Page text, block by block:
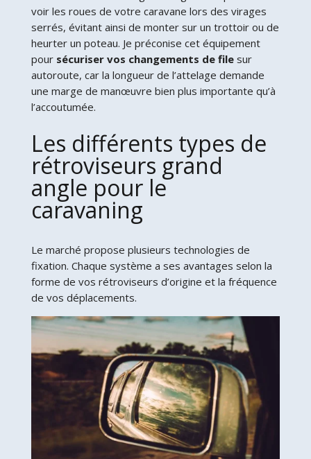
voir les roues de votre caravane lors des virages
serrés, évitant ainsi de monter sur un trottoir ou de
heurter un poteau. Je préconise cet équipement
pour sécuriser vos changements de filesur
autoroute, car la longueur de l’attelage demande
une marge de manœuvre bien plus importante qu’à
l’accoutumée.
Les différents types de
rétroviseurs grand
angle pour le
caravaning
Le marché propose plusieurs technologies de
fixation. Chaque système a ses avantages selon la
forme de vos rétroviseurs d’origine et la fréquence
de vos déplacements.